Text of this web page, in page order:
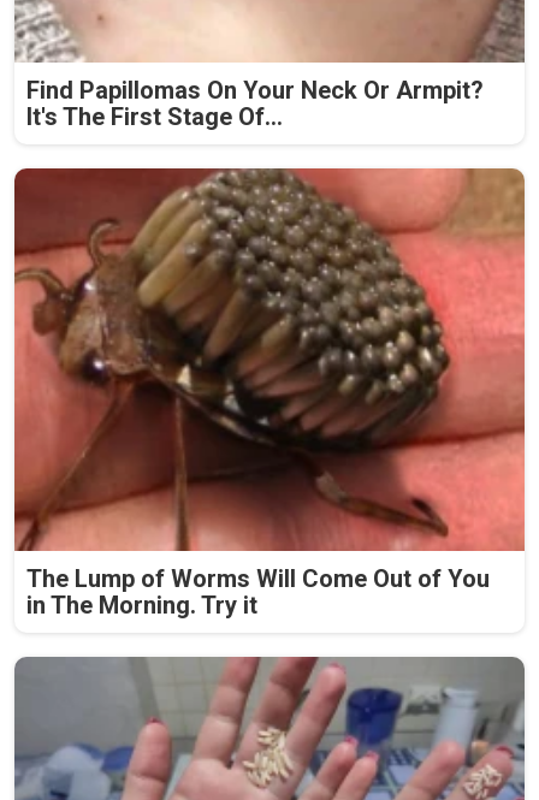
Find Papillomas On Your Neck Or Armpit?
It's The First Stage Of...
The Lump of Worms Will Come Out of You
in The Morning. Try it